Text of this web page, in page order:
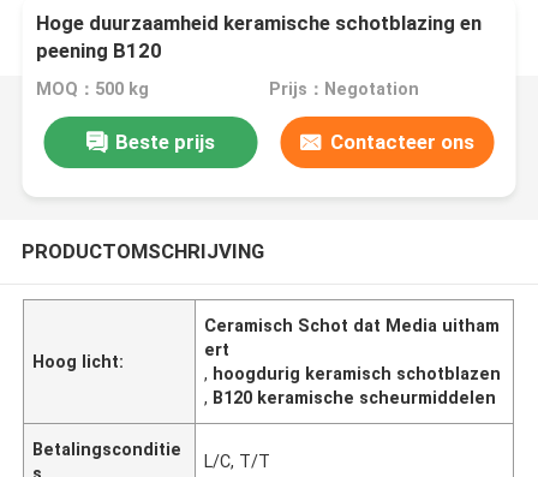
Hoge duurzaamheid keramische schotblazing en
peening B120
MOQ：500 kg Prijs：Negotation
Beste prijs Contacteer ons
PRODUCTOMSCHRIJVING
Hoog licht:
Ceramisch Schot dat Media uitham
ert
, hoogdurig keramisch schotblazen
, B120 keramische scheurmiddelen
Betalingsconditie
s
L/C, T/T